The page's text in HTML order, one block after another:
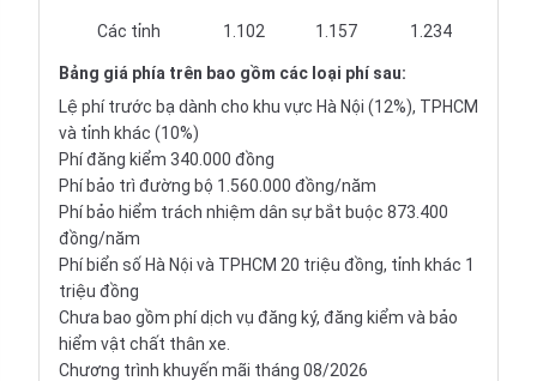
Các tỉnh 1.102 1.157 1.234
Bảng giá phía trên bao gồm các loại phí sau:
Lệ phí trước bạ dành cho khu vực Hà Nội (12%), TPHCM
và tỉnh khác (10%)
Phí đăng kiểm 340.000 đồng
Phí bảo trì đường bộ 1.560.000 đồng/năm
Phí bảo hiểm trách nhiệm dân sự bắt buộc 873.400
đồng/năm
Phí biển số Hà Nội và TPHCM 20 triệu đồng, tỉnh khác 1
triệu đồng
Chưa bao gồm phí dịch vụ đăng ký, đăng kiểm và bảo
hiểm vật chất thân xe.
Chương trình khuyến mãi tháng 08/2026